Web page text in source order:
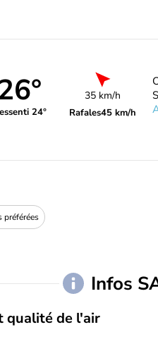
24°
35 km/h
Rafales45 km/h
préférées
Infos
qualité de l'air